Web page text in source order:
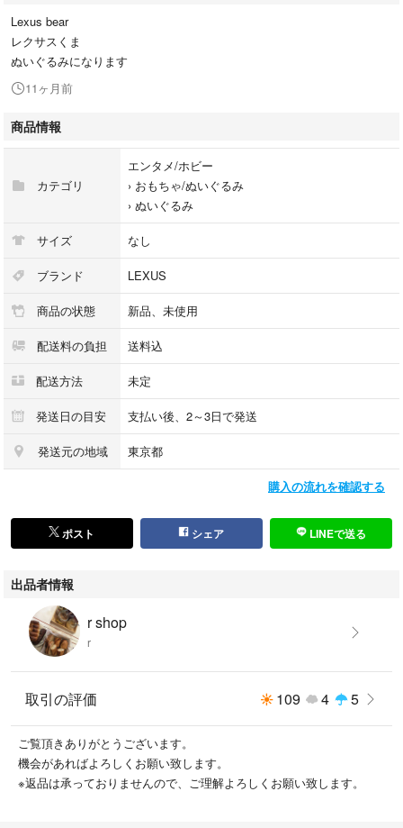
Lexus bear
レクサスくま
ぬいぐるみになります
11ヶ月前
商品情報
カテゴリ
エンタメ/ホビー
› おもちゃ/ぬいぐるみ
› ぬいぐるみ
サイズ なし
ブランド LEXUS
商品の状態 新品、未使用
配送料の負担 送料込
配送方法 未定
発送日の目安 支払い後、2～3日で発送
発送元の地域 東京都
購入の流れを確認する
ポスト シェア LINEで送る
出品者情報
r shop
r
取引の評価 109 4 5
ご覧頂きありがとうございます。
機会があればよろしくお願い致します。
※返品は承っておりませんので、ご理解よろしくお願い致します。